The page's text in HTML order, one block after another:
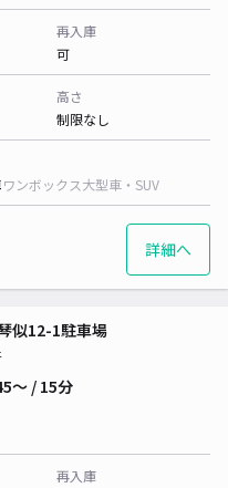
再入庫
可
高さ
制限なし
ワンボックス大型車・SUV
詳細へ
似12-1駐車場
〜 / 15分
再入庫